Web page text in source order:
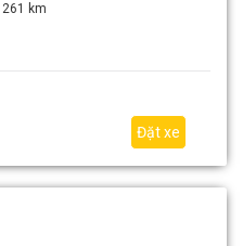
261 km
Đặt xe